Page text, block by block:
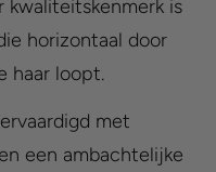
kwaliteitskenmerk is
horizontaal door
haar loopt.
met
een ambachtelijke